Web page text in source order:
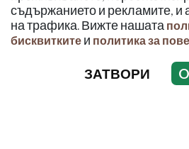
съдържанието и рекламите, и
на трафика. Вижте нашата
бисквитките и политика за
ЗАТВОРИ